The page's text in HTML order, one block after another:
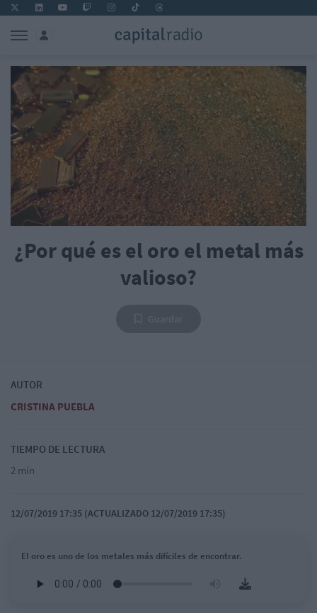
¿Por qué es el oro el metal más
valioso?
AUTOR
CRISTINA PUEBLA
TIEMPO DE LECTURA
2 min
12/07/2019 17:35 (ACTUALIZADO 12/07/2019 17:35)
El oro es uno de los metales más difíciles de encontrar.